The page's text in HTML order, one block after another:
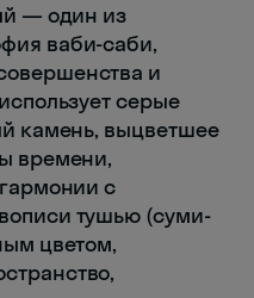
— один из
ваби-саби,
и
серые
камень, выцветшее
времени,
с
тушью (суми-
цветом,